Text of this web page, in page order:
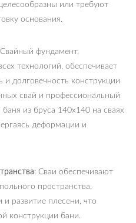
или требуют
основания.
фундамент,
технологий, обеспечивает
долговечность конструкции
свай и профессиональный
из бруса 140х140 на сваях
деформации и
: Сваи обеспечивают
пространства,
развитие плесени, что
конструкции бани.